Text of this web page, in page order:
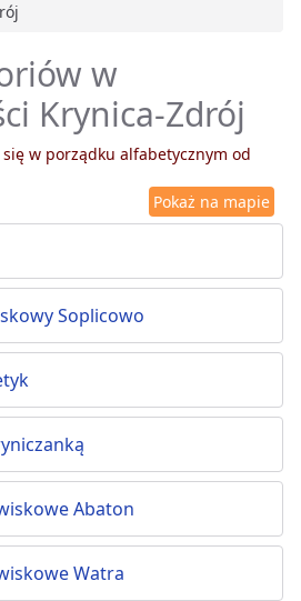
w
Krynica-Zdrój
w porządku alfabetycznym od
Pokaż na mapie
Soplicowo
Abaton
Watra